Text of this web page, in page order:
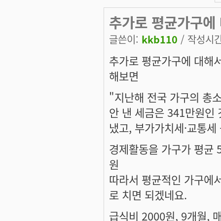
추가로 평균가구
글쓴이: kkb110 / 작성시
추가로 평균가구에 대해
해보면
"지난해 전국 가구의 총
안 낸 세금은 341만원인
냈고, 부가가치세·교통
경제활동을 가구가 평
원
따라서 평균적인 가구에
로 치면 되겠네요.
급식비 2000원, 9개월,